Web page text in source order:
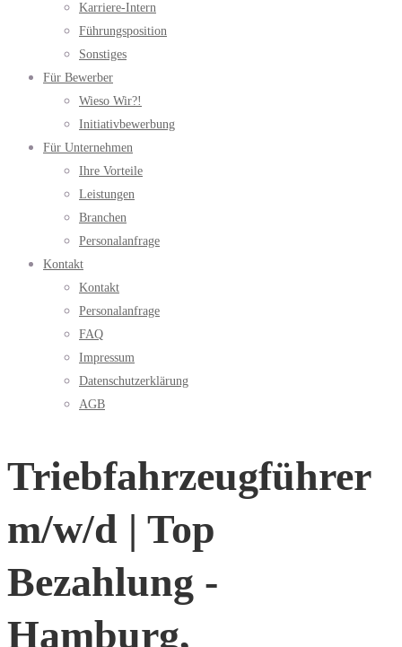
Karriere-Intern
Führungsposition
Sonstiges
Für Bewerber
Wieso Wir?!
Initiativbewerbung
Für Unternehmen
Ihre Vorteile
Leistungen
Branchen
Personalanfrage
Kontakt
Kontakt
Personalanfrage
FAQ
Impressum
Datenschutzerklärung
AGB
Triebfahrzeugführer
m/w/d | Top
Bezahlung -
Hamburg,